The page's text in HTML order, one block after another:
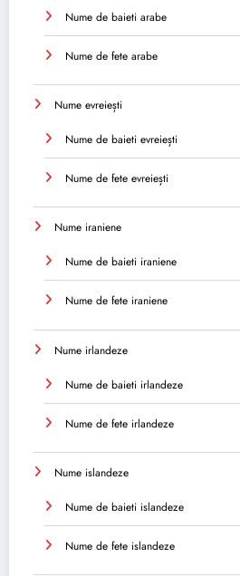
Nume de baieti arabe
Nume de fete arabe
Nume evreiești
Nume de baieti evreiești
Nume de fete evreiești
Nume iraniene
Nume de baieti iraniene
Nume de fete iraniene
Nume irlandeze
Nume de baieti irlandeze
Nume de fete irlandeze
Nume islandeze
Nume de baieti islandeze
Nume de fete islandeze